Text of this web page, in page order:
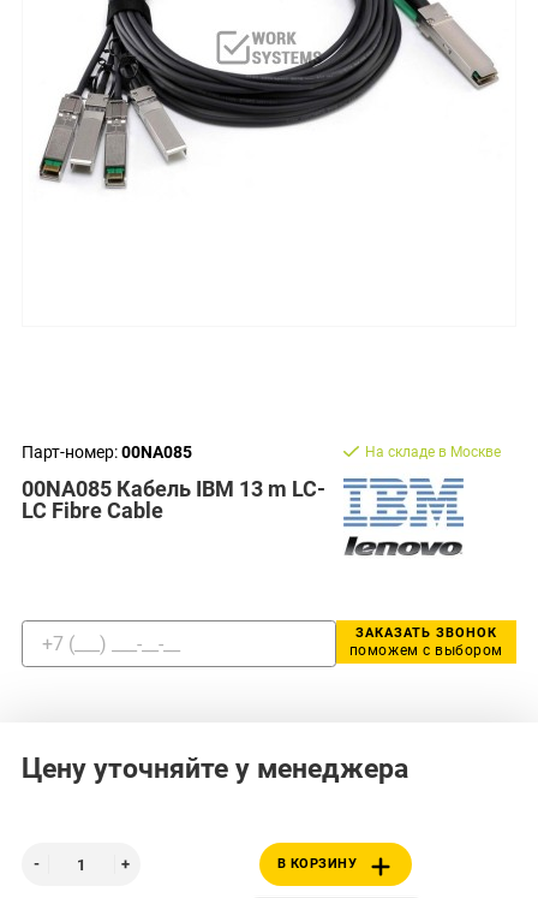
Парт-номер:00NA085
00NA085 Кабель IBM 13 m LC-
LC Fibre Cable
На складе в Москве
ЗАКАЗАТЬ ЗВОНОК
поможем с выбором
Цену уточняйте у менеджера
В КОРЗИНУ